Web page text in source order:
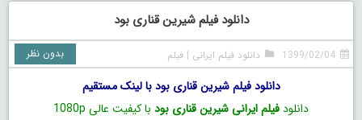
دانلود فیلم شیرین قناری بود
1399/02/04 دانلود فیلم ایرانی |فیلم بدون نظر
دانلود فیلم شیرین قناری بود با لینک مستقیم
دانلودفیلم ایرانی شیرین قناری بود با کیفیت عالی 1080p